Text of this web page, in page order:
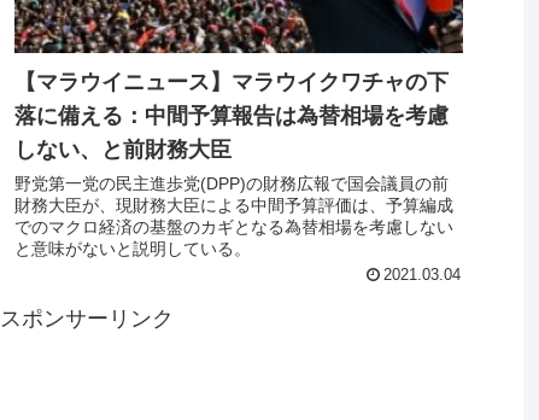
【マラウイニュース】マラウイクワチャの下
落に備える：中間予算報告は為替相場を考慮
しない、と前財務大臣
野党第一党の民主進歩党(DPP)の財務広報で国会議員の前
財務大臣が、現財務大臣による中間予算評価は、予算編成
でのマクロ経済の基盤のカギとなる為替相場を考慮しない
と意味がないと説明している。
2021.03.04
スポンサーリンク